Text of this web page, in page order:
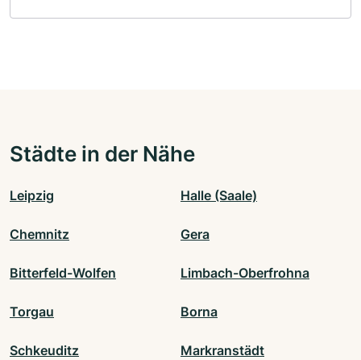
Städte in der Nähe
Leipzig Halle (Saale)
Chemnitz Gera
Bitterfeld-Wolfen Limbach-Oberfrohna
Torgau Borna
Schkeuditz Markranstädt